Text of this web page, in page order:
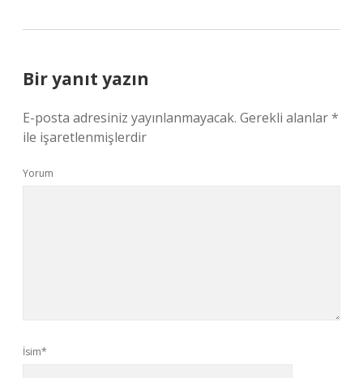
Bir yanıt yazın
E-posta adresiniz yayınlanmayacak. Gerekli alanlar*
ile işaretlenmişlerdir
Yorum
İsim*